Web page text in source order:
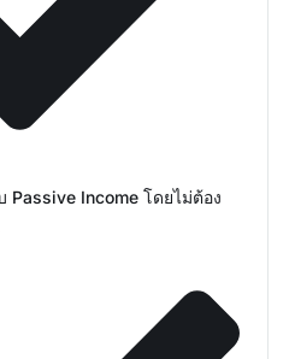
Passive Income โดยไม่ต้อง